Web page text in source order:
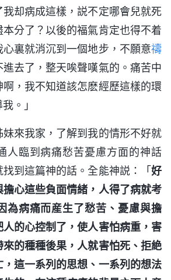
却病成這樣，説不定哪會兒就死
分了？以後的福氣肯定也得不着
裏就消沉到一個地步，不願意禱
進去了，整天唉聲嘆氣的。痛苦中
，我不知道該怎麽經歷這樣的環
。」
來我家，了解到我的情形不好就
人臨到病痛愁苦憂慮方面的神話
到這篇神的話。全能神説：「好
擔心這些負面情緒，人得了病就考
為病痛而産生了愁苦、憂慮與擔
的心控制了，使人害怕病重，害
的種種後果，人就害怕死、拒絶
這一系列的思想、一系列的想法